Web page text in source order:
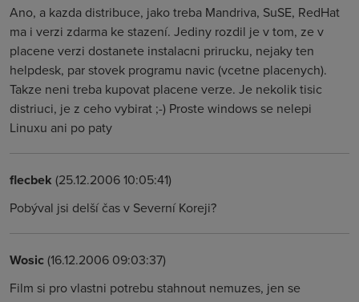
Ano, a kazda distribuce, jako treba Mandriva, SuSE, RedHat
ma i verzi zdarma ke stazení. Jediny rozdil je v tom, ze v
placene verzi dostanete instalacni prirucku, nejaky ten
helpdesk, par stovek programu navic (vcetne placenych).
Takze neni treba kupovat placene verze. Je nekolik tisic
distriuci, je z ceho vybirat ;-) Proste windows se nelepi
Linuxu ani po paty
flecbek (25.12.2006 10:05:41)
Pobýval jsi delší čas v Severní Koreji?
Wosic(16.12.2006 09:03:37)
Film si pro vlastni potrebu stahnout nemuzes, jen se